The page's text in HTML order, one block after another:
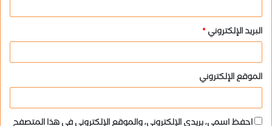
البريد الإلكتروني*
الموقع الإلكتروني